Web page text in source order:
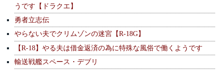
うです【ドラクエ】
勇者立志伝
やらない夫でクリムゾンの迷宮【R-18G】
【R-18】やる夫は借金返済の為に特殊な風俗で働くようです
輸送戦艦スペース・デブリ